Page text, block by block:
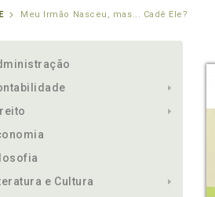
Meu Irmão Nasceu, mas... Cadê Ele?
e Cultura